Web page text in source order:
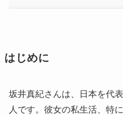
はじめに
坂井真紀さんは、日本を代
人です。彼女の私生活、特